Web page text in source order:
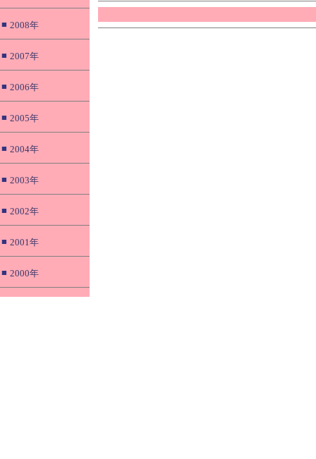
■ 2008年
■ 2007年
■ 2006年
■ 2005年
■ 2004年
■ 2003年
■ 2002年
■ 2001年
■ 2000年